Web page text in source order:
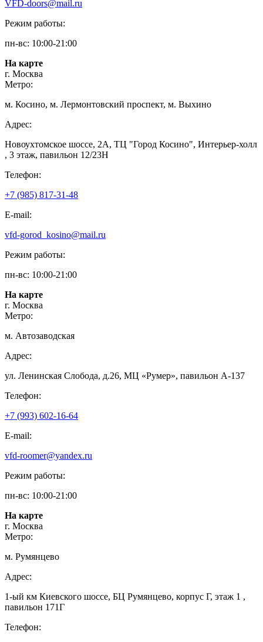
VFD-doors@mail.ru
Режим работы:
пн-вс: 10:00-21:00
На карте
г. Москва
Метро:
м. Косино, м. Лермонтовский проспект, м. Выхино
Адрес:
Новоухтомское шоссе, 2А, ТЦ "Город Косино", Интерьер-холл
, 3 этаж, павильон 12/23Н
Телефон:
+7 (985) 817-31-48
E-mail:
vfd-gorod_kosino@mail.ru
Режим работы:
пн-вс: 10:00-21:00
На карте
г. Москва
Метро:
м. Автозаводская
Адрес:
ул. Ленинская Слобода, д.26, МЦ «Румер», павильон А-137
Телефон:
+7 (993) 602-16-64
E-mail:
vfd-roomer@yandex.ru
Режим работы:
пн-вс: 10:00-21:00
На карте
г. Москва
Метро:
м. Румянцево
Адрес:
1-ый км Киевского шоссе, БЦ Румянцево, корпус Г, этаж 1 ,
павильон 171Г
Телефон: